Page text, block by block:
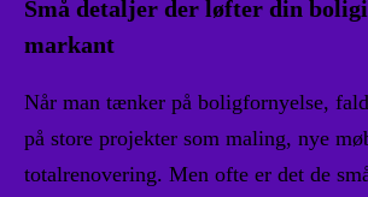
Små detaljer der løfter din
markant
Når man tænker på boligfornyelse,
på store projekter som maling, nye
totalrenovering. Men ofte er det de